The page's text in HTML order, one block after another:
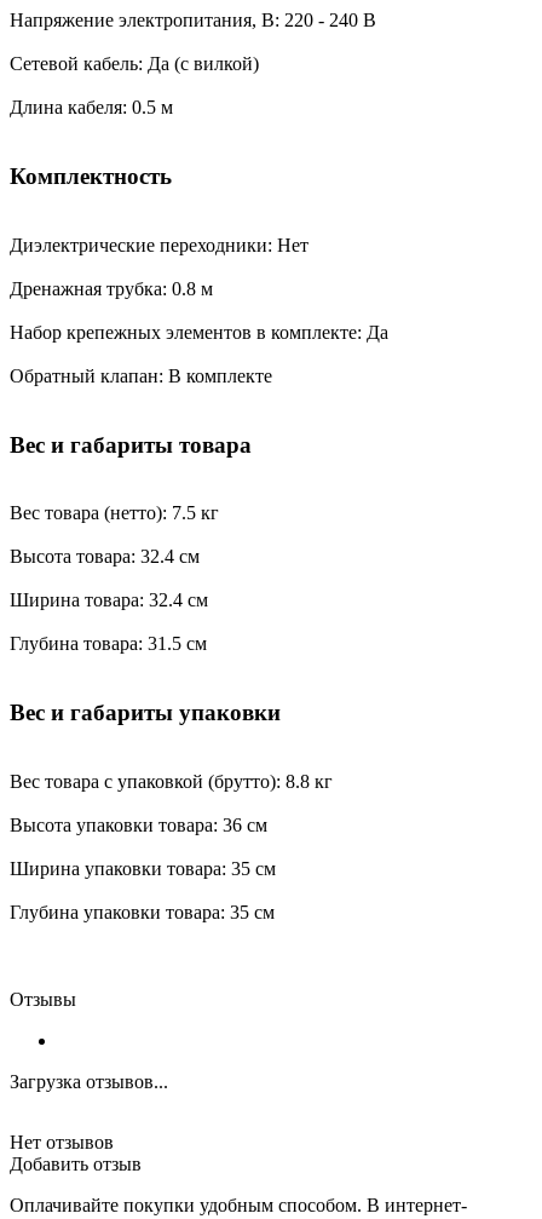
Напряжение электропитания, В: 220 - 240 В
Сетевой кабель: Да (с вилкой)
Длина кабеля: 0.5 м
Комплектность
Диэлектрические переходники: Нет
Дренажная трубка: 0.8 м
Набор крепежных элементов в комплекте: Да
Обратный клапан: В комплекте
Вес и габариты товара
Вес товара (нетто): 7.5 кг
Высота товара: 32.4 см
Ширина товара: 32.4 см
Глубина товара: 31.5 см
Вес и габариты упаковки
Вес товара с упаковкой (брутто): 8.8 кг
Высота упаковки товара: 36 см
Ширина упаковки товара: 35 см
Глубина упаковки товара: 35 см
Отзывы
Загрузка отзывов...
Нет отзывов
Добавить отзыв
Оплачивайте покупки удобным способом. В интернет-